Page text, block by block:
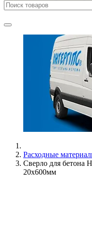
Расходные
Сверло для бетона
20x600мм